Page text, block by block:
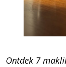
Ontdek 7